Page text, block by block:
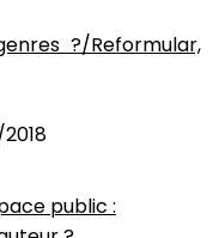
?/Reformular,
public :